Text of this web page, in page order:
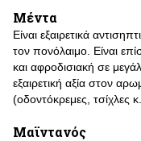
Μέντα
Είναι εξαιρετικά
τον πονόλαιμο. Είναι
και αφροδισιακή σε
εξαιρετική αξία στον
(οδοντόκρεμες, τσίχλες
Μαϊντανός